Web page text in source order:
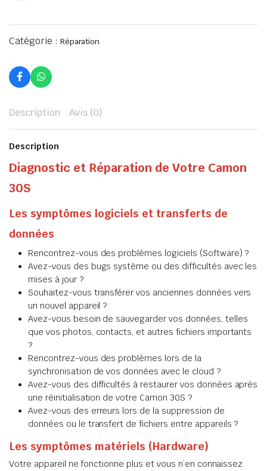
Catégorie : Réparation
Description Avis (0)
Description
Diagnostic et Réparation de Votre Camon
30S
Les symptômes logiciels et transferts de
données
Rencontrez-vous des problèmes logiciels (Software) ?
Avez-vous des bugs système ou des difficultés avec les
mises à jour ?
Souhaitez-vous transférer vos anciennes données vers
un nouvel appareil ?
Avez-vous besoin de sauvegarder vos données, telles
que vos photos, contacts, et autres fichiers importants
?
Rencontrez-vous des problèmes lors de la
synchronisation de vos données avec le cloud ?
Avez-vous des difficultés à restaurer vos données après
une réinitialisation de votre Camon 30S ?
Avez-vous des erreurs lors de la suppression de
données ou le transfert de fichiers entre appareils ?
Les symptômes matériels (Hardware)
Votre appareil ne fonctionne plus et vous n’en connaissez